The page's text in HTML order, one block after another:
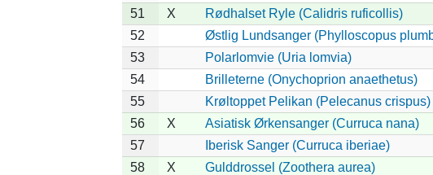
51
X Rødhalset Ryle (Calidris ruficollis)
52
Østlig Lundsanger (Phylloscopus
53
Polarlomvie (Uria lomvia)
54
Brilleterne (Onychoprion anaethetus)
55
Krøltoppet Pelikan (Pelecanus crispus)
56
X Asiatisk Ørkensanger (Curruca nana)
57
Iberisk Sanger (Curruca iberiae)
58
X Gulddrossel (Zoothera aurea)